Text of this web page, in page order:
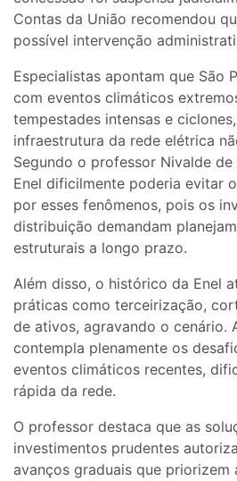
Contas da União recomendou
possível intervenção
Especialistas apontam que São
com eventos climáticos
tempestades intensas e
infraestrutura da rede elétrica
Segundo o professor Nivalde de
Enel dificilmente poderia evitar
por esses fenômenos, pois os
distribuição demandam
estruturais a longo prazo.
Além disso, o histórico da Enel
práticas como terceirização,
de ativos, agravando o cenário.
contempla plenamente os
eventos climáticos recentes,
rápida da rede.
O professor destaca que as
investimentos prudentes
avanços graduais que priorizem